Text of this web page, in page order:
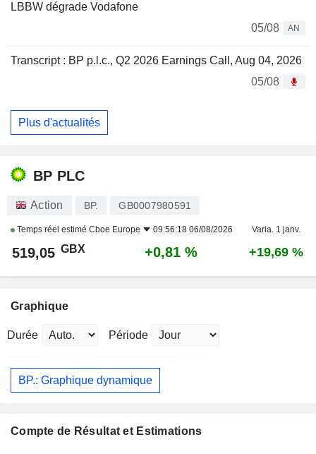
LBBW dégrade Vodafone
05/08
AN
Transcript : BP p.l.c., Q2 2026 Earnings Call, Aug 04, 2026
05/08
Plus d'actualités
BP PLC
Action BP. GB0007980591
Temps réel estimé Cboe Europe 09:56:18 06/08/2026 Varia. 1 janv.
519,05 GBX +0,81 % +19,69 %
Graphique
Durée Période
BP.: Graphique dynamique
Compte de Résultat et Estimations